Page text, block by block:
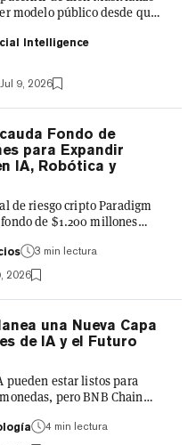
modelo público desde que
acuerdo de SpaceX por
adquirir Cursor. Está
ingenieros y lo que
"trabajadores del
categoría que al parecer
de software
revisan contratos y
que construyen modelos
de...
Intelligence
Jul 9, 2026
Fondo de
para Expandir
IA, Robótica y
de riesgo cripto Paradigm
de $1.200 millones
su enfoque más
digitales. Si bien las
siendo fundamentales
Paradigm, la firma con sede
el miércoles que su
las inversiones hacia la
y otras tecnologías
su enfoque basado
3 min lectura
2026
una Nueva Capa
de IA y el Futuro
pueden estar listos para
pero BNB Chain
miércoles, BNB Chain
4 min lectura